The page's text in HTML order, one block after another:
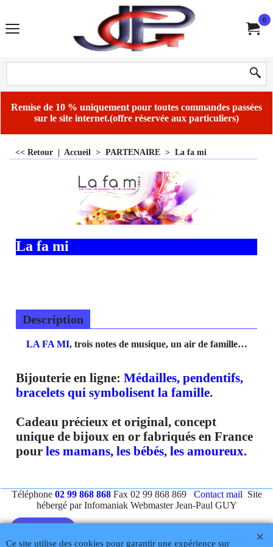
0
Remise de 10 % uniquement pour toutes commandes passées
sur le site internet.(offre réservée aux particuliers)
<< Retour Accueil > PARTENAIRE > La fa mi
La fa mi
Description
LA FA MI, trois notes de musique, un air de famille…
Bijouterie en ligne: Médailles, pendentifs,
bracelets qui symbolisent la famille.
Cadeau précieux et original, concept
unique de bijoux en or fabriqués en France
pour les mamans, les bébés, les amoureux.
Téléphone 02 99 868 868Fax 02 99 868 869 Contact mail Site
hébergé par Infomaniak Webmaster Jean-Paul GUY
Ce site utilise des cookies pour garantir une expérience sur